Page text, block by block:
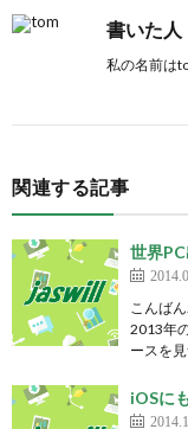
書いた
私の名前は
関連する記事
世界
こんば
2013年
ースを
iOSに